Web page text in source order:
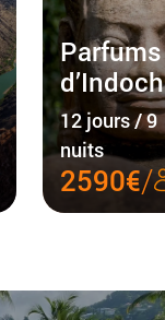
Parfums
12 jours / 9
nuits
2590€/